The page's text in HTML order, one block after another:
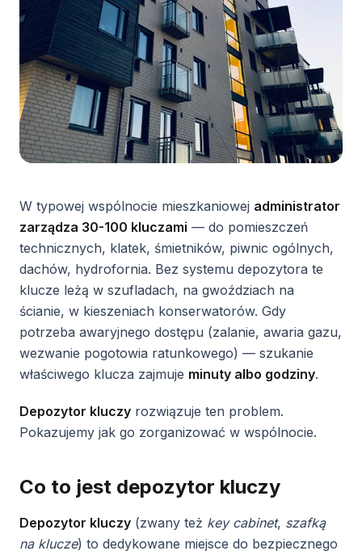
W typowej wspólnocie mieszkaniowej administrator
zarządza 30-100 kluczami — do pomieszczeń
technicznych, klatek, śmietników, piwnic ogólnych,
dachów, hydrofornia. Bez systemu depozytora te
klucze leżą w szufladach, na gwoździach na
ścianie, w kieszeniach konserwatorów. Gdy
potrzeba awaryjnego dostępu (zalanie, awaria gazu,
wezwanie pogotowia ratunkowego) — szukanie
właściwego klucza zajmuje minuty albo godziny.
Depozytor kluczy rozwiązuje ten problem.
Pokazujemy jak go zorganizować w wspólnocie.
Co to jest depozytor kluczy
Depozytor kluczy (zwany też key cabinet, szafką
na klucze) to dedykowane miejsce do bezpiecznego